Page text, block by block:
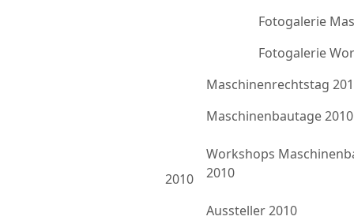
Fotogalerie
Fotogalerie
2010
Maschinenrechtstag
Maschinenbautage 2010
Workshops
2010
Aussteller 2010